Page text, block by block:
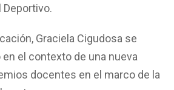
Deportivo.
Graciela Cigudosa se
el contexto de una nueva
docentes en el marco de la